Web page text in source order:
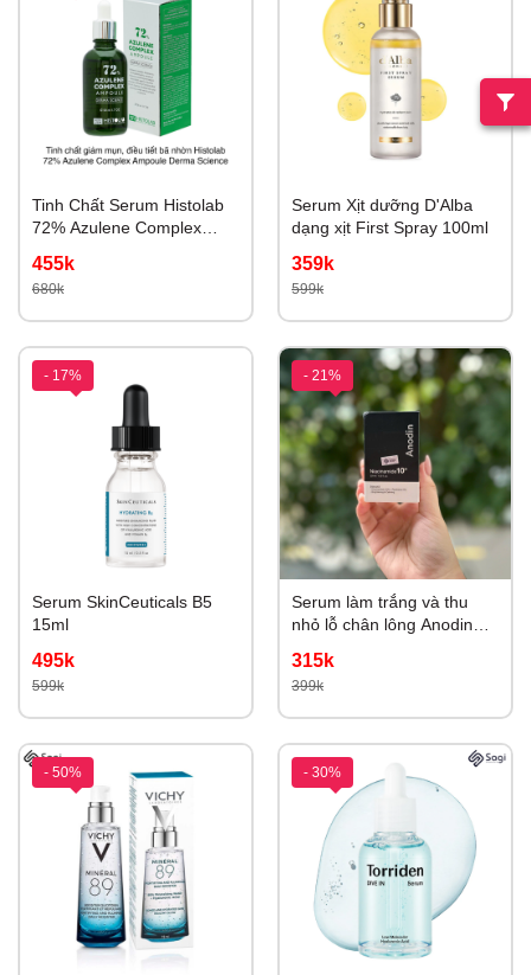
Tinh Chất Serum Histolab
72% Azulene Complex
455k
680k
Serum Xịt dưỡng D'Alba
dạng xịt First Spray 100ml
359k
599k
- 17%
Serum SkinCeuticals B5
15ml
495k
599k
- 21%
Serum làm trắng và thu
nhỏ lỗ chân lông Anodin
315k
399k
- 50% - 30%